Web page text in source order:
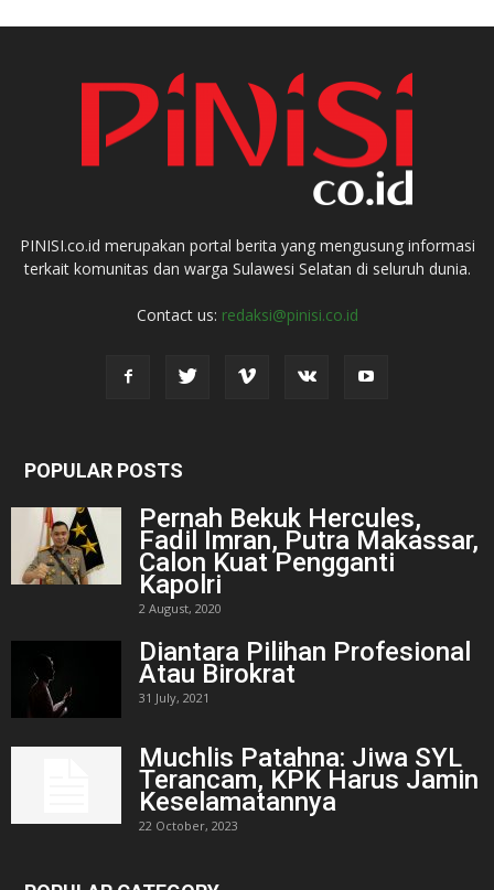
PINISI.co.id merupakan portal berita yang mengusung informasi
terkait komunitas dan warga Sulawesi Selatan di seluruh dunia.
Contact us: redaksi@pinisi.co.id
POPULAR POSTS
Pernah Bekuk Hercules,
Fadil Imran, Putra Makassar,
Calon Kuat Pengganti
Kapolri
2 August, 2020
Diantara Pilihan Profesional
Atau Birokrat
31 July, 2021
Muchlis Patahna: Jiwa SYL
Terancam, KPK Harus Jamin
Keselamatannya
22 October, 2023